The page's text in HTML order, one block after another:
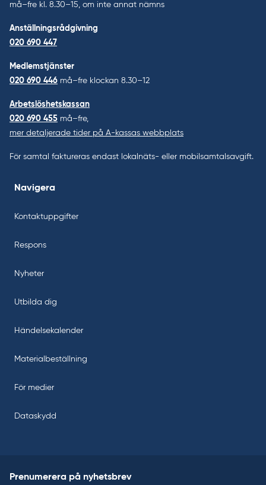
må–fre kl. 8.30–15, om inte annat nämns
Anställningsrådgivning
020 690 447
Medlemstjänster
020 690 446 må–fre klockan 8.30–12
Arbetslöshetskassan
020 690 455 må–fre,
mer detaljerade tider på A-kassas webbplats
För samtal faktureras endast lokalnäts- eller mobilsamtalsavgift.
Navigera
Kontaktuppgifter
Respons
Nyheter
Utbilda dig
Händelsekalender
Materialbeställning
För medier
Dataskydd
Prenumerera på nyhetsbrev